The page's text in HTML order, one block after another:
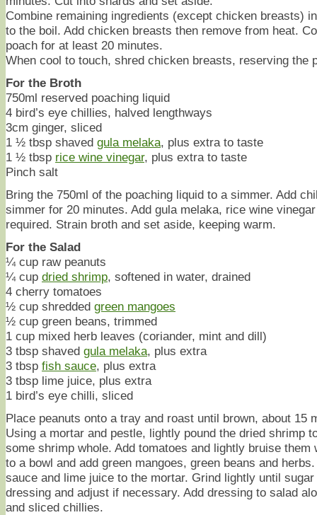
Combine remaining ingredients (except chicken breasts)
to the boil. Add chicken breasts then remove from heat.
poach for at least 20 minutes.
When cool to touch, shred chicken breasts, reserving the
For the Broth
750ml reserved poaching liquid
4 bird’s eye chillies, halved lengthways
3cm ginger, sliced
1 ½ tbsp shaved gula melaka, plus extra to taste
1 ½ tbsp rice wine vinegar, plus extra to taste
Pinch salt
Bring the 750ml of the poaching liquid to a simmer. Add
simmer for 20 minutes. Add gula melaka, rice wine
required. Strain broth and set aside, keeping warm.
For the Salad
¼ cup raw peanuts
¼ cup dried shrimp, softened in water, drained
4 cherry tomatoes
½ cup shredded green mangoes
½ cup green beans, trimmed
1 cup mixed herb leaves (coriander, mint and dill)
3 tbsp shaved gula melaka, plus extra
3 tbsp fish sauce, plus extra
3 tbsp lime juice, plus extra
1 bird’s eye chilli, sliced
Place peanuts onto a tray and roast until brown, about 15
Using a mortar and pestle, lightly pound the dried shrimp
some shrimp whole. Add tomatoes and lightly bruise them
to a bowl and add green mangoes, green beans and
sauce and lime juice to the mortar. Grind lightly until
dressing and adjust if necessary. Add dressing to salad
and sliced chillies.